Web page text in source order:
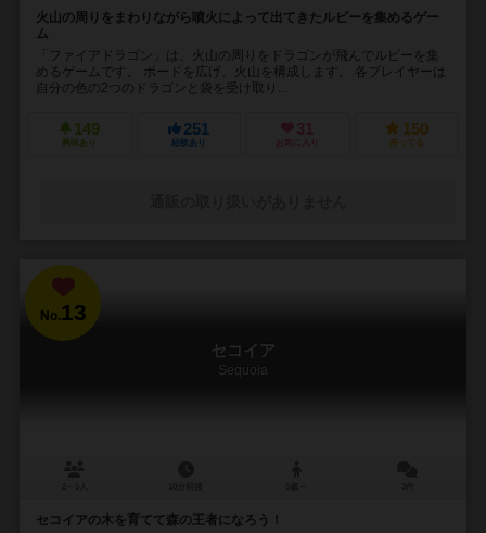
火山の周りをまわりながら噴火によって出てきたルビーを集めるゲー
ム
「ファイアドラゴン」は、火山の周りをドラゴンが飛んでルビーを集
めるゲームです。 ボードを広げ、火山を構成します。 各プレイヤーは
自分の色の2つのドラゴンと袋を受け取り...
149
興味あり
251
経験あり
31
お気に入り
150
持ってる
No.13
セコイア
Sequoia
セコイアの木を育てて森の王者になろう！